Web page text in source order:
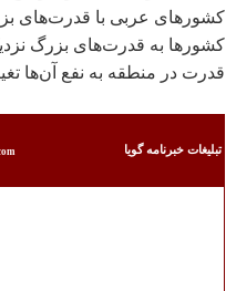
کشورهای عربی با قدرت‌های
کشورها به قدرت‌های بزرگ
قدرت در منطقه به نفع آن‌ها
تبليغات خبرنامه گويا